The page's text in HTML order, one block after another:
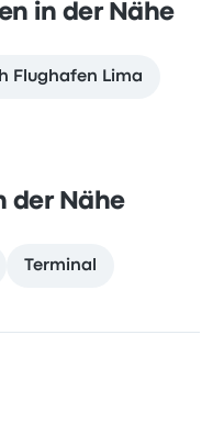
in der Nähe
Flughafen Lima
der Nähe
Terminal